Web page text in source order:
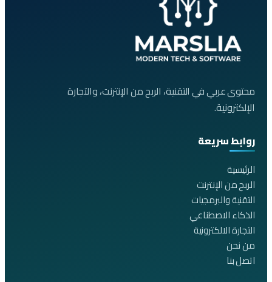
محتوى عربي في التقنية، الربح من الإنترنت، والتجارة
الإلكترونية.
روابط سريعة
الرئيسية
الربح من الإنترنت
التقنية والبرمجيات
الذكاء الاصطناعي
التجارة الالكترونية
من نحن
اتصل بنا